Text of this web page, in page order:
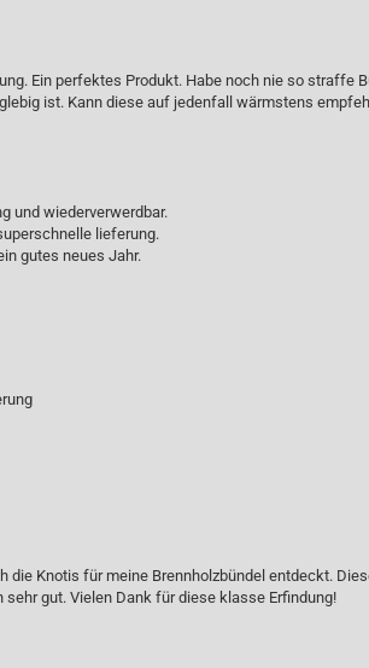
Ein perfektes Produkt. Habe noch nie so straffe
ist. Kann diese auf jedenfall wärmstens
und wiederverwerdbar.
lieferung.
gutes neues Jahr.
die Knotis für meine Brennholzbündel entdeckt.
sehr gut. Vielen Dank für diese klasse Erfindung!